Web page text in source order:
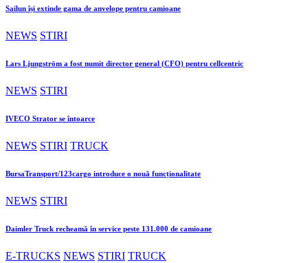
Sailun își extinde gama de anvelope pentru camioane
NEWS STIRI
Lars Ljungström a fost numit director general (CFO) pentru cellcentric
NEWS STIRI
IVECO Strator se întoarce
NEWS STIRI TRUCK
BursaTransport/123cargo introduce o nouă funcționalitate
NEWS STIRI
Daimler Truck recheamă în service peste 131.000 de camioane
E-TRUCKS NEWS STIRI TRUCK